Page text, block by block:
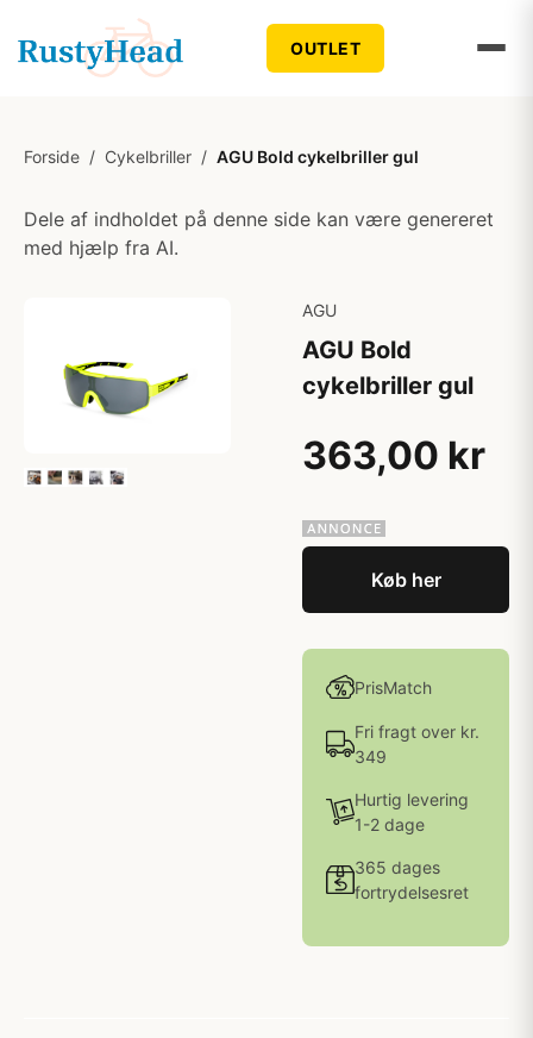
OUTLET
Forside / Cykelbriller / AGU Bold cykelbriller gul
Dele af indholdet på denne side kan være genereret
med hjælp fra AI.
AGU
AGU Bold
cykelbriller gul
363,00 kr
Køb her
PrisMatch
Fri fragt over kr.
349
Hurtig levering
1-2 dage
365 dages
fortrydelsesret